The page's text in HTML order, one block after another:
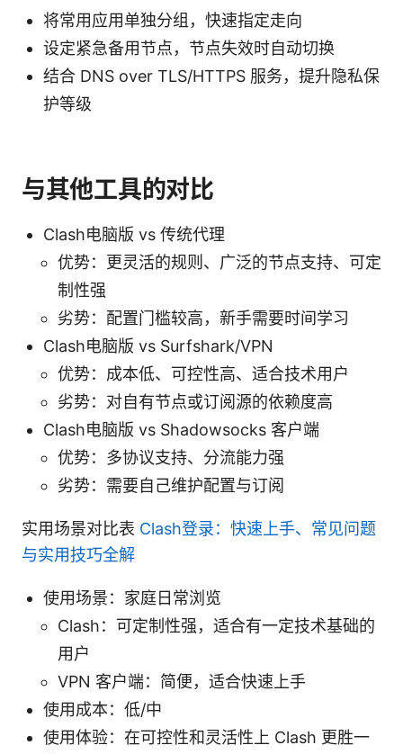
将常用应用单独分组，快速指定走向
设定紧急备用节点，节点失效时自动切换
结合 DNS over TLS/HTTPS 服务，提升隐私保
护等级
与其他工具的对比
Clash电脑版 vs 传统代理
优势：更灵活的规则、广泛的节点支持、可定
制性强
劣势：配置门槛较高，新手需要时间学习
Clash电脑版 vs Surfshark/VPN
优势：成本低、可控性高、适合技术用户
劣势：对自有节点或订阅源的依赖度高
Clash电脑版 vs Shadowsocks 客户端
优势：多协议支持、分流能力强
劣势：需要自己维护配置与订阅
实用场景对比表 Clash登录：快速上手、常见问题
与实用技巧全解
使用场景：家庭日常浏览
Clash：可定制性强，适合有一定技术基础的
用户
VPN 客户端：简便，适合快速上手
使用成本：低/中
使用体验：在可控性和灵活性上 Clash 更胜一